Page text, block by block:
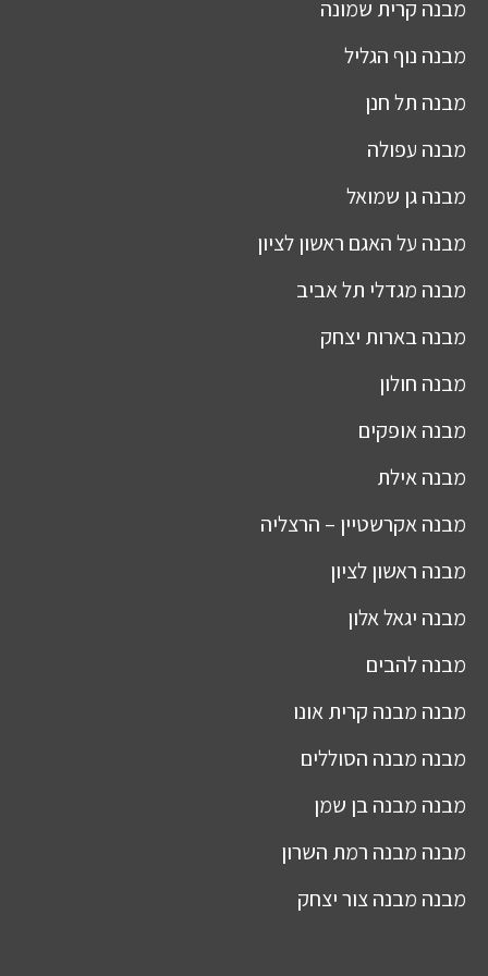
מבנה קרית שמונה
מבנה נוף הגליל
מבנה תל חנן
מבנה עפולה
מבנהגן שמואל
מבנה על האגם ראשון לציון
מבנה מגדלי תל אביב
מבנהבארות יצחק
מבנה חולון
מבנהאופקים
מבנהאילת
מבנהאקרשטיין – הרצליה
מבנה ראשון לציון
מבנה יגאל אלון
מבנהלהבים
מבנה מבנה קרית אונו
מבנה מבנה הסוללים
מבנה מבנה בן שמן
מבנה מבנה רמת השרון
מבנה מבנה צור יצחק